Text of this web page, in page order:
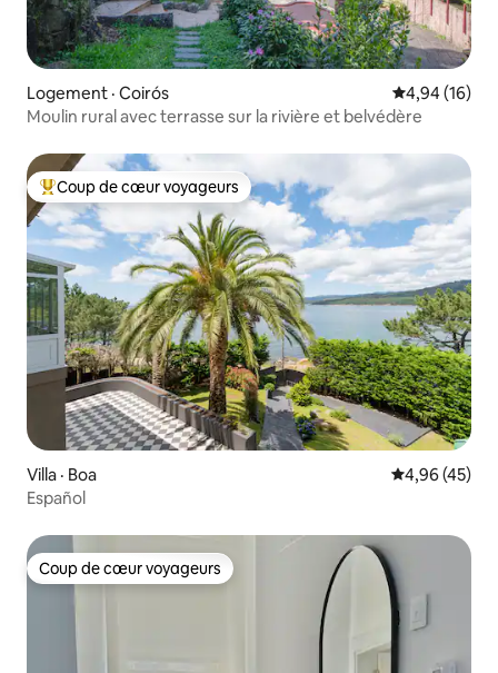
Logement · Coirós Note
4,94 (16)
Moulin rural avec terrasse sur la rivière et belvédère
Coup de cœur voyageurs parmi les plus aimés
Coup de cœur voyageurs
Villa · Boa Note
4,96 (45)
Español
Coup de cœur voyageurs
Coup de cœur voyageurs